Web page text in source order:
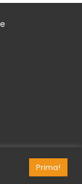
Prima!